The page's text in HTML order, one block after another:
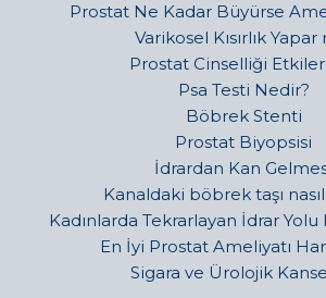
Prostat Ne Kadar Büyürse
Varikosel Kısırlık Yapar
Prostat Cinselliği
Psa Testi Nedir?
Böbrek Stenti
Prostat Biyopsisi
İdrardan Kan
Kanaldaki böbrek taşı
Kadınlarda Tekrarlayan İdrar Yolu
En İyi Prostat Ameliyatı
Sigara ve Ürolojik